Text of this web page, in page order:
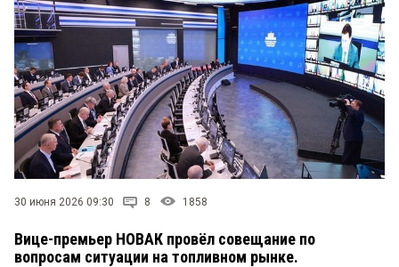
30 июня 2026 09:30 8 1858
Вице-премьер НОВАК провёл совещание по
вопросам ситуации на топливном рынке.